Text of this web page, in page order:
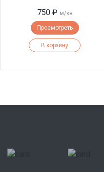
750 ₽ м/кв
Просмотреть
В корзину